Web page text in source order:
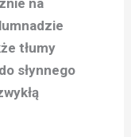
na
tłumy
słynnego